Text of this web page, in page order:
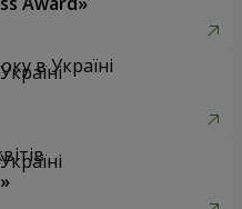
в Україні